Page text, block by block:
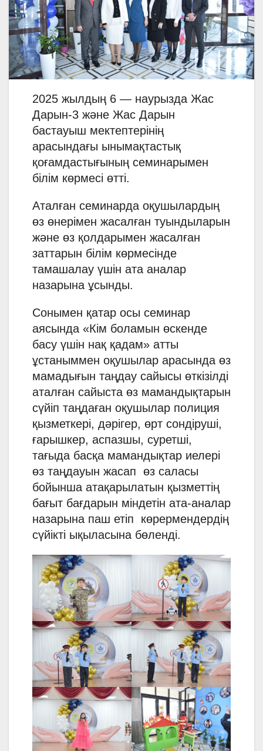
2025 жылдың 6 — наурызда Жас
Дарын-3 және Жас Дарын
бастауыш мектептерінің
арасындағы ынымақтастық
қоғамдастығының семинарымен
білім көрмесі өтті.
Аталған семинарда оқушылардың
өз өнерімен жасалған туындыларын
және өз қолдарымен жасалған
заттарын білім көрмесінде
тамашалау үшін ата аналар
назарына ұсынды.
Сонымен қатар осы семинар
аясында «Кім боламын өскенде
басу үшін нақ қадам» атты
ұстаныммен оқушылар арасында өз
мамадығын таңдау сайысы өткізілді
аталған сайыста өз мамандықтарын
сүйіп таңдаған оқушылар полиция
қызметкері, дәрігер, өрт сондіруші,
ғарышкер, аспазшы, суретші,
тағыда басқа мамандықтар иелері
өз таңдауын жасап өз саласы
бойынша атақарылатын қызметтің
бағыт бағдарын міндетін ата-аналар
назарына паш етіп көрермендердің
сүйікті ықыласына бөленді.